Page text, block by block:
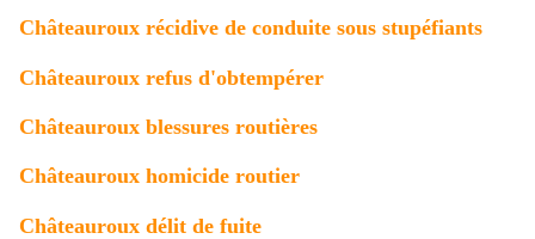
Châteauroux récidive de conduite sous stupéfiants
Châteauroux refus d'obtempérer
Châteauroux blessures routières
Châteauroux homicide routier
Châteauroux délit de fuite